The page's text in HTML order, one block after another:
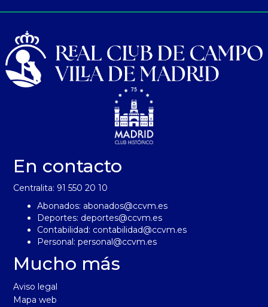
En contacto
Centralita: 91 550 20 10
Abonados: abonados@ccvm.es
Deportes: deportes@ccvm.es
Contabilidad: contabilidad@ccvm.es
Personal:personal@ccvm.es
Mucho más
Aviso legal
Mapa web